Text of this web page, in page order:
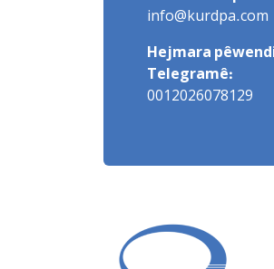
info@kurdpa.com
Hejmara
Telegramê:
0012026078129